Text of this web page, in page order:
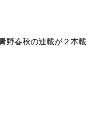
野春秋の連載が２本載